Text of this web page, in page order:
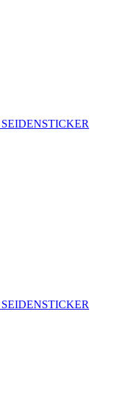
SEIDENSTICKER
SEIDENSTICKER